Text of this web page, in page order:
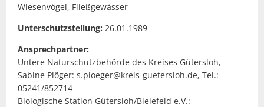
Wiesenvögel, Fließgewässer
Unterschutzstellung: 26.01.1989
Ansprechpartner:
Untere Naturschutzbehörde des Kreises Gütersloh,
Sabine Plöger: s.ploeger@kreis-guetersloh.de, Tel.:
05241/852714
Biologische Station Gütersloh/Bielefeld e.V.: